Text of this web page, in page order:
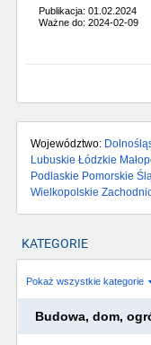
Publikacja: 01.02.2024
Ważne do: 2024-02-09
Województwo:
Lubuskie Łódzkie
Podlaskie Pomorskie
Wielkopolskie
KATEGORIE
Pokaż wszystkie kategorie
Budowa, dom,